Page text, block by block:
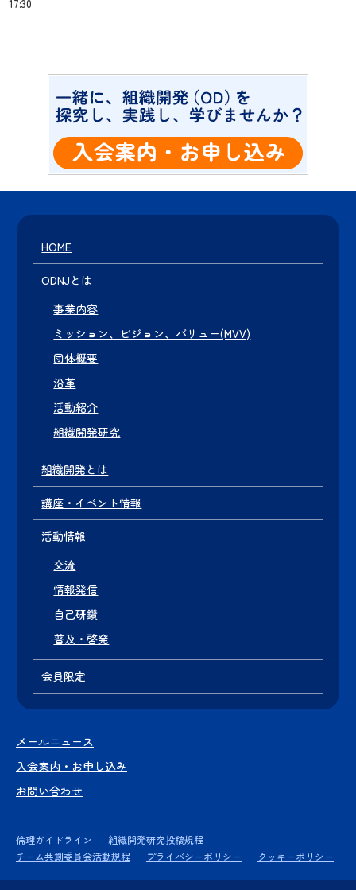
17:30
HOME
ODNJとは
事業内容
ミッション、ビジョン、バリュー(MVV)
団体概要
沿革
活動紹介
組織開発研究
組織開発とは
講座・イベント情報
活動情報
交流
情報発信
自己研鑽
普及・啓発
会員限定
メールニュース
入会案内・お申し込み
お問い合わせ
倫理ガイドライン
組織開発研究投稿規程
チーム共創委員会活動規程
プライバシーポリシー クッキーポリシー